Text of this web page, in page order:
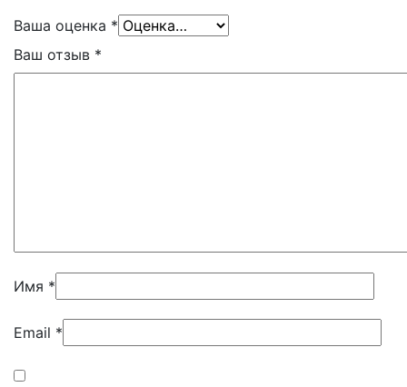
Ваша оценка *
Ваш отзыв *
Имя *
Email *